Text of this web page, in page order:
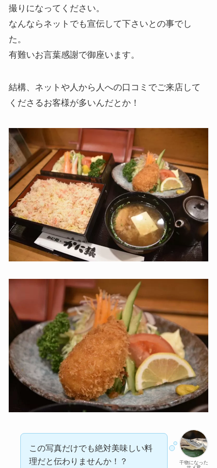
撮りになってください。
なんならネットでも宣伝して下さいとの事でし
た。
有難いお言葉感謝で御座います。
結構、ネットや人から人への口コミでご来店して
くださるお客様が多いんだとか！
干物になった
この写真だけでも絶対美味しい料
理だと伝わりませんか！？